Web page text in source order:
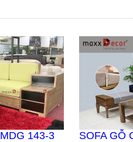
143-3 SOFA GỖ